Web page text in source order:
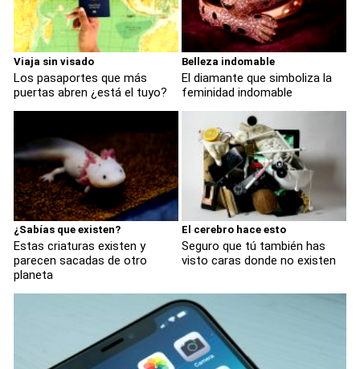
Viaja sin visado
Los pasaportes que más
puertas abren ¿está el tuyo?
Belleza indomable
El diamante que simboliza la
feminidad indomable
¿Sabías que existen?
Estas criaturas existen y
parecen sacadas de otro
planeta
El cerebro hace esto
Seguro que tú también has
visto caras donde no existen